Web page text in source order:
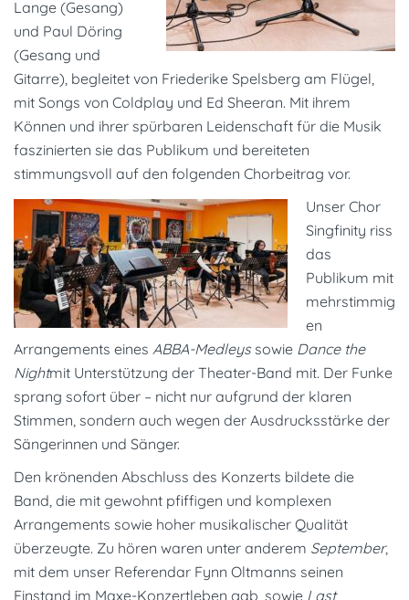
Lange (Gesang)
und Paul Döring
(Gesang und
Gitarre) , begleitet von Friederike Spelsberg am Flügel
mit Songs von Coldplay und Ed Sheeran. Mit ihrem
Können und ihrer spürbaren Leidenschaft für die Musik
faszinierten sie das Publikum und bereiteten
stimmungsvoll auf den folgenden Chorbeitrag vor.
Unser Chor
Singfinity riss
das
Publikum mit
mehrstimmig
en
Arrangements eines ABBA-Medleys sowie Dance the
Nightmit Unterstützung der Theater-Band mit. Der Funke
sprang sofort über – nicht nur aufgrund der klaren
Stimmen, sondern auch wegen der Ausdrucksstärke der
Sängerinnen und Sänger.
Den krönenden Abschluss des Konzerts bildete die
Band , die mit gewohnt pfiffigen und komplexen
Arrangements sowie hoher musikalischer Qualität
überzeugte. Zu hören waren unter anderem September,
mit dem unser Referendar Fynn Oltmanns seinen
Einstand im Maxe-Konzertleben gab, sowie Last